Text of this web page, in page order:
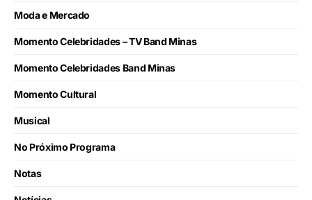
Moda e Mercado
Momento Celebridades – TV Band Minas
Momento Celebridades Band Minas
Momento Cultural
Musical
No Próximo Programa
Notas